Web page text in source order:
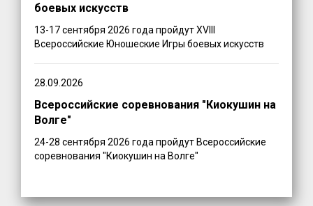
боевых искусств
13-17 сентября 2026 года пройдут XVIII
Всероссийские Юношеские Игры боевых искусств
28.09.2026
Всероссийские соревнования "Киокушин на
Волге"
24-28 сентября 2026 года пройдут Всероссийские
соревнования "Киокушин на Волге"